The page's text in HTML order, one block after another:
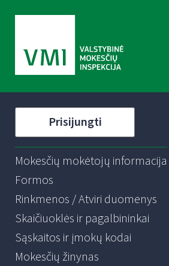
Prisijungti
Mokesčių mokėtojų informacija
Formos
Rinkmenos / Atviri duomenys
Skaičiuoklės ir pagalbininkai
Sąskaitos ir įmokų kodai
Mokesčių žinynas